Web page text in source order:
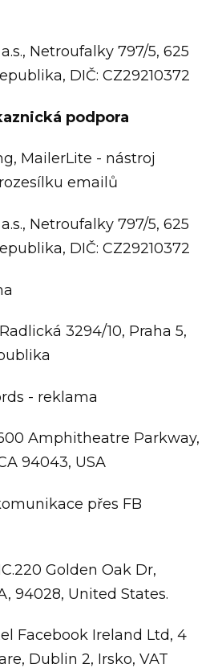
Netroufalky 797/5, 625
DIČ: CZ29210372
podpora
MailerLite - nástroj
emailů
Netroufalky 797/5, 625
DIČ: CZ29210372
3294/10, Praha 5,
- reklama
Amphitheatre Parkway,
94043, USA
přes FB
Golden Oak Dr,
94028, United States.
Facebook Ireland Ltd, 4
Dublin 2, Irsko, VAT